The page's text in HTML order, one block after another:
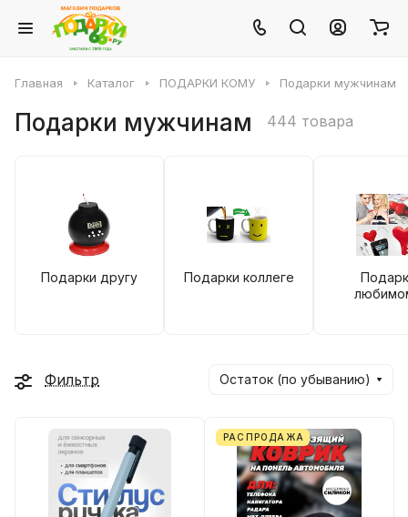
Главная Каталог ПОДАРКИ КОМУ Подарки мужчинам
Подарки мужчинам 444 товара
Подарки другу Подарки коллеге
Фильтр Остаток (по убыванию)
РАСПРОДАЖА